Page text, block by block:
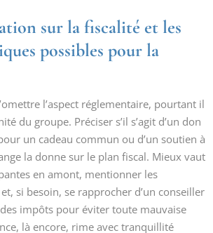
sur la fiscalité et les
possibles pour la
l’aspect réglementaire, pourtant il
du groupe. Préciser s’il s’agit d’un don
un cadeau commun ou d’un soutien à
la donne sur le plan fiscal. Mieux vaut
en amont, mentionner les
si besoin, se rapprocher d’un conseiller
impôts pour éviter toute mauvaise
là encore, rime avec tranquillité